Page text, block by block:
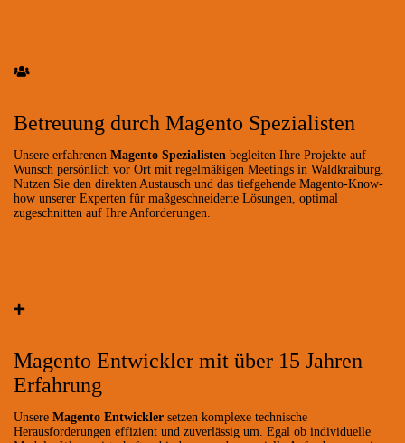
Betreuung durch Magento Spezialisten
Unsere erfahrenen Magento Spezialisten begleiten Ihre Projekte auf
Wunsch persönlich vor Ort mit regelmäßigen Meetings in Waldkraiburg.
Nutzen Sie den direkten Austausch und das tiefgehende Magento-Know-
how unserer Experten für maßgeschneiderte Lösungen, optimal
zugeschnitten auf Ihre Anforderungen.
Magento Entwickler mit über 15 Jahren
Erfahrung
Unsere Magento Entwickler setzen komplexe technische
Herausforderungen effizient und zuverlässig um. Egal ob individuelle